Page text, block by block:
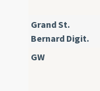
Grand St.
Bernard Digit.
GW